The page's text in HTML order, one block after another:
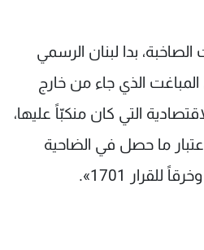
بدا لبنان الرسمي
الذي جاء من خارج
التي كان منكبّاً عليها،
ما حصل في الضاحية
للقرار 1701».